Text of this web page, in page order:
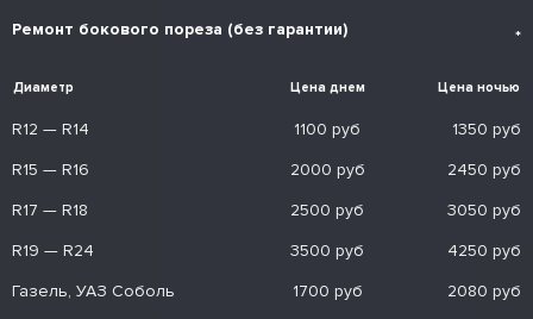
Ремонт бокового пореза (без гарантии) *
Диаметр Цена днем Цена ночью
R12 — R14 1100 руб
1350 руб
R15 — R16
2000 руб
2450 руб
R17 — R18
2500 руб
3050 руб
R19 — R24
3500 руб
4250 руб
Газель, УАЗ Соболь
1700 руб 2080 руб